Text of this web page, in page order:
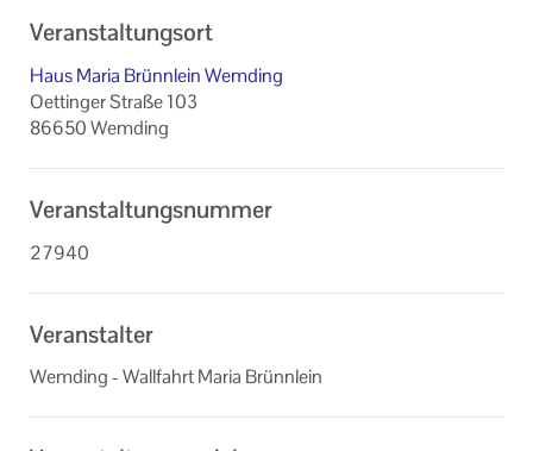
Veranstaltungsort
Haus Maria Brünnlein Wemding
Oettinger Straße 103
86650 Wemding
Veranstaltungsnummer
27940
Veranstalter
Wemding - Wallfahrt Maria Brünnlein